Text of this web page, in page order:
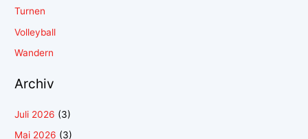
Turnen
Volleyball
Wandern
Archiv
Juli 2026 (3)
Mai 2026 (3)